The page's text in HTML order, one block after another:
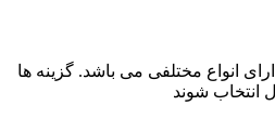
انواع مختلفی می باشد. گزینه ها
شوند